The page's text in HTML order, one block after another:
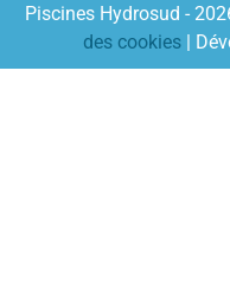
Piscines Hydrosud -
des cookies |